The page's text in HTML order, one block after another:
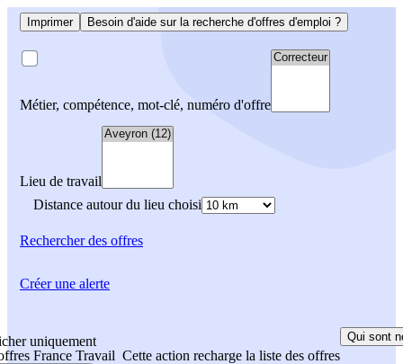
Imprimer Besoin d'aide sur la recherche d'offres d'emploi ?
Métier, compétence, mot-clé, numéro d'offre
Lieu de travail
Distance autour du lieu choisi
Rechercherdes offres
uniquement
France Travail Cette action recharge la liste des offres
Qui sont
Créer une alerte